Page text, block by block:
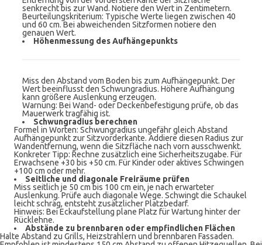
senkrecht bis zur Wand. Notiere den Wert in Zentimetern.
Beurteilungskriterium: Typische Werte liegen zwischen 40
und 60 cm. Bei abweichenden Sitzformen notiere den
genauen Wert.
Höhenmessung des Aufhängepunkts
Miss den Abstand vom Boden bis zum Aufhängepunkt. Der
Wert beeinflusst den Schwungradius. Höhere Aufhängung
kann größere Auslenkung erzeugen.
Warnung: Bei Wand- oder Deckenbefestigung prüfe, ob das
Mauerwerk tragfähig ist.
Schwungradius berechnen
Formel in Worten: Schwungradius ungefähr gleich Abstand
Aufhängepunkt zur Sitzvorderkante. Addiere diesen Radius zur
Wandentfernung, wenn die Sitzfläche nach vorn ausschwenkt.
Konkreter Tipp: Rechne zusätzlich eine Sicherheitszugabe. Für
Erwachsene +30 bis +50 cm. Für Kinder oder aktives Schwingen
+100 cm oder mehr.
Seitliche und diagonale Freiräume prüfen
Miss seitlich je 50 cm bis 100 cm ein, je nach erwarteter
Auslenkung. Prüfe auch diagonale Wege. Schwingt die Schaukel
leicht schräg, entsteht zusätzlicher Platzbedarf.
Hinweis: Bei Eckaufstellung plane Platz für Wartung hinter der
Rücklehne.
Abstände zu brennbaren oder empfindlichen Flächen
Halte Abstand zu Grills, Heizstrahlern und brennbaren Fassaden.